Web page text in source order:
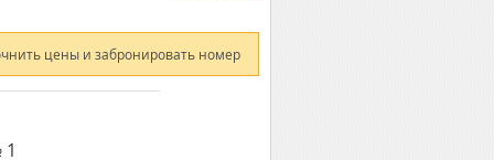
цены и забронировать номер